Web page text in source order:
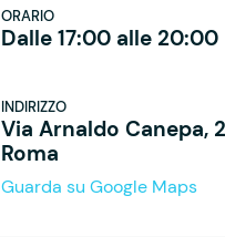
ORARIO
Dalle 17:00 alle 20:00
INDIRIZZO
Via Arnaldo Canepa,
Roma
Guarda su Google Maps